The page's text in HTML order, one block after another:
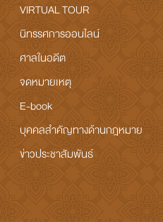
VIRTUAL TOUR
นิทรรศการออนไลน์
ศาลในอดีต
จดหมายเหตุ
E-book
บุคคลสำคัญทางด้านกฎหมาย
ข่าวประชาสัมพันธ์